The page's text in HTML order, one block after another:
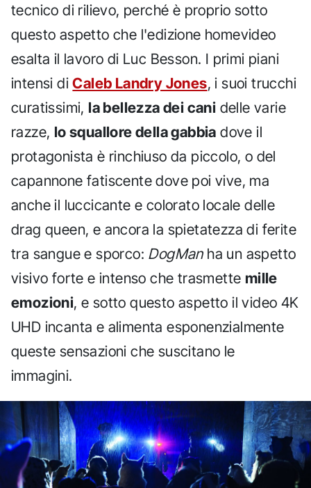
tecnico di rilievo, perché è proprio sotto
questo aspetto che l'edizione homevideo
esalta il lavoro di Luc Besson. I primi piani
intensi diCaleb Landry Jones, i suoi trucchi
curatissimi, la bellezza dei cani delle varie
razze, lo squallore della gabbia dove il
protagonista è rinchiuso da piccolo, o del
capannone fatiscente dove poi vive, ma
anche il luccicante e colorato locale delle
drag queen, e ancora la spietatezza di ferite
tra sangue e sporco: DogManha un aspetto
visivo forte e intenso che trasmette mille
emozioni, e sotto questo aspetto il video 4K
UHD incanta e alimenta esponenzialmente
queste sensazioni che suscitano le
immagini.